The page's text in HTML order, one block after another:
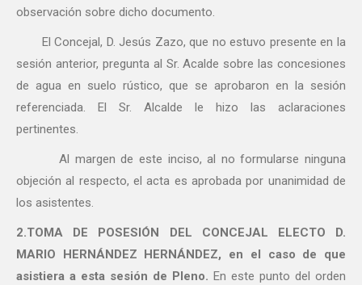
observación sobre dicho documento.
El Concejal, D. Jesús Zazo, que no estuvo presente en la
sesión anterior, pregunta al Sr. Acalde sobre las concesiones
de agua en suelo rústico, que se aprobaron en la sesión
referenciada. El Sr. Alcalde le hizo las aclaraciones
pertinentes.
Al margen de este inciso, al no formularse ninguna
objeción al respecto, el acta es aprobada por unanimidad de
los asistentes.
2.TOMA DE POSESIÓN DEL CONCEJAL ELECTO D.
MARIO HERNÁNDEZ HERNÁNDEZ, en el caso de que
asistiera a esta sesión de Pleno. En este punto del orden